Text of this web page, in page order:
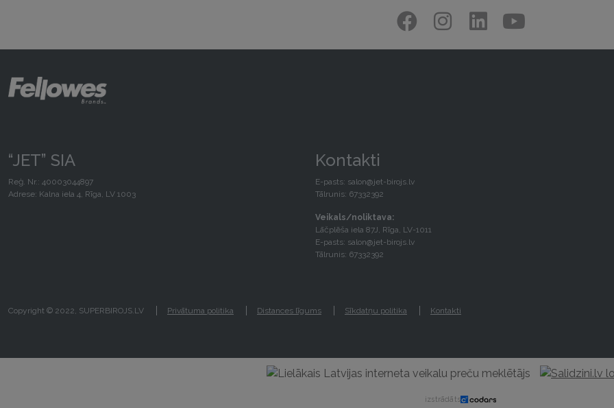
“JET” SIA
Reģ. Nr.: 40003044897
Adrese: Kalna iela 4, Rīga, LV 1003
Kontakti
E-pasts: salon@jet-birojs.lv
Tālrunis: 67332392
Veikals/noliktava:
Lāčplēša iela 87J, Rīga, LV-1011
E-pasts: salon@jet-birojs.lv
Tālrunis: 67332392
Copyright © 2022, SUPERBIROJS.LV Privātuma politika Distances līgums Sīkdatņu politika Kontakti
izstrādāts